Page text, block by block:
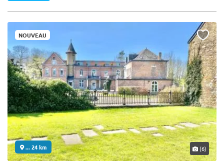
NOUVEAU
... 24 km (6)